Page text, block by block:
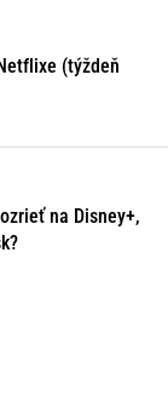
(týždeň
na Disney+,